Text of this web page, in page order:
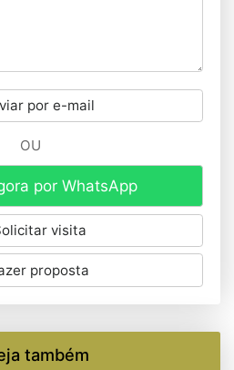
por e-mail
OU
por WhatsApp
visita
proposta
também